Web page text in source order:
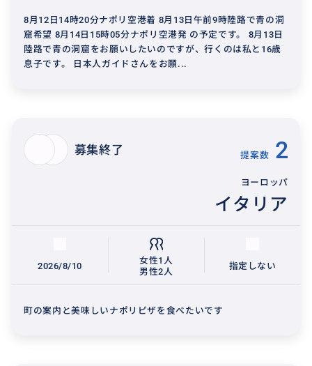
8月12日14時20分ナポリ空港着 8月13日午前9時陸路で青の洞
窟希望 8月14日15時05分ナポリ空港発 の予定です。 8月13日
陸路で青の洞窟をお願いしたいのですが、行くのは私と16歳
息子です。 日本人ガイドさんをお願...
募集終了 提案数 2
ヨーロッパ
イタリア
2026/8/10
女性1人
男性2人
指定しない
町の案内と美味しいナポリピザを食べたいです